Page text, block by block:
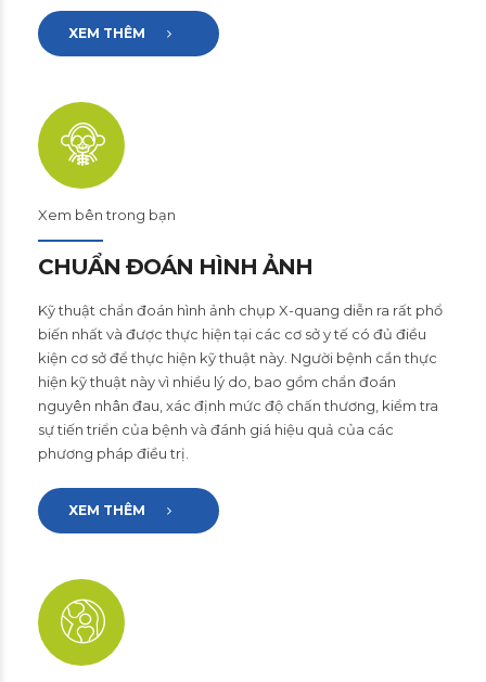
XEM THÊM
Xem bên trong bạn
CHUẨN ĐOÁN HÌNH ẢNH
Kỹ thuật chẩn đoán hình ảnh chụp X-quang diễn ra rất phổ
biến nhất và được thực hiện tại các cơ sở y tế có đủ điều
kiện cơ sở để thực hiện kỹ thuật này. Người bệnh cần thực
hiện kỹ thuật này vì nhiều lý do, bao gồm chẩn đoán
nguyên nhân đau, xác định mức độ chấn thương, kiểm tra
sự tiến triển của bệnh và đánh giá hiệu quả của các
phương pháp điều trị.
XEM THÊM